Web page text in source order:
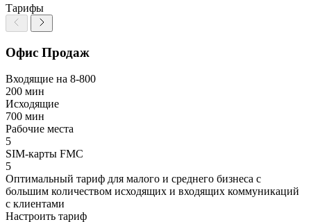
Тарифы
Офис Продаж
Входящие на 8-800
200 мин
Исходящие
700 мин
Рабочие места
5
SIM-карты FMC
5
Оптимальный тариф для малого и среднего бизнеса с
большим количеством исходящих и входящих коммуникаций
с клиентами
Настроить тариф